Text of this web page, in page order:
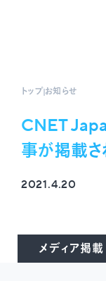
トップお知らせ
CNET
事が掲載さ
2021.4.20
メディア掲載